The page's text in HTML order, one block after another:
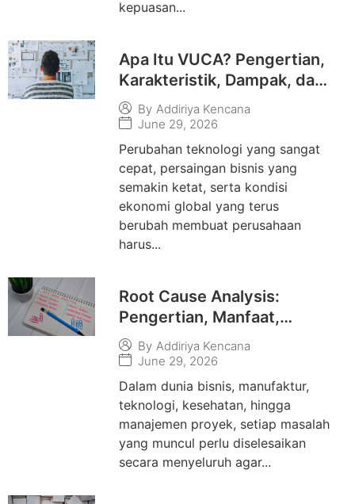
kepuasan...
Apa Itu VUCA? Pengertian,
Karakteristik, Dampak, dan
Cara Menghadapinya di
Dunia Kerja
By Addiriya Kencana
June 29, 2026
Perubahan teknologi yang sangat
cepat, persaingan bisnis yang
semakin ketat, serta kondisi
ekonomi global yang terus
berubah membuat perusahaan
harus...
Root Cause Analysis:
Pengertian, Manfaat,
Metode, dan Cara
Melakukan Analisis Akar
Masalah
By Addiriya Kencana
June 29, 2026
Dalam dunia bisnis, manufaktur,
teknologi, kesehatan, hingga
manajemen proyek, setiap masalah
yang muncul perlu diselesaikan
secara menyeluruh agar...